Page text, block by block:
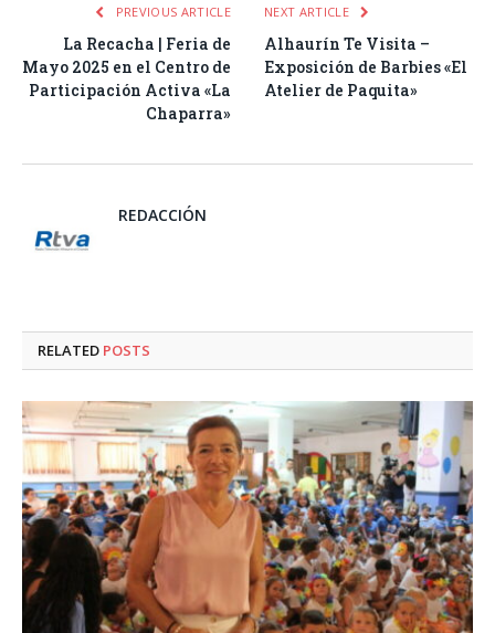
PREVIOUS ARTICLE
La Recacha | Feria de
Mayo 2025 en el Centro de
Participación Activa «La
Chaparra»
NEXT ARTICLE
Alhaurín Te Visita –
Exposición de Barbies «El
Atelier de Paquita»
REDACCIÓN
RELATED POSTS